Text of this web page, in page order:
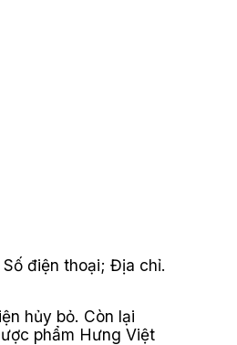
điện thoại; Địa chỉ.
hủy bỏ. Còn lại
phẩm Hưng Việt